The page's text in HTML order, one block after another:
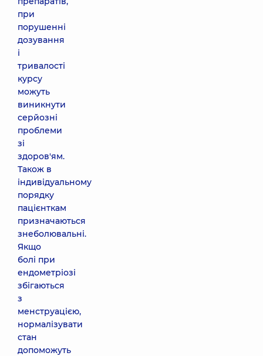
при
порушенні
дозування
і
тривалості
курсу
можуть
виникнути
серйозні
проблеми
зі
здоров'ям.
Також в
індивідуальному
порядку
пацієнткам
призначаються
знеболювальні.
Якщо
болі при
ендометріозі
збігаються
з
менструацією,
нормалізувати
стан
допоможуть